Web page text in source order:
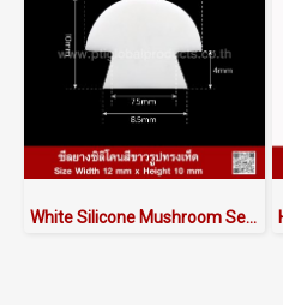
White Silicone Mushroom Seals (Food Grade FDA) - ASMRQSW6012X10 | Made in Thailand